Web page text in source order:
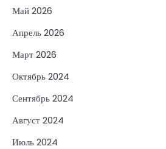
Май 2026
Апрель 2026
Март 2026
Октябрь 2024
Сентябрь 2024
Август 2024
Июль 2024